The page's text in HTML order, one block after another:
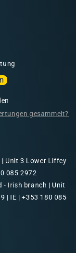
gesammelt?
Unit 3 Lower Liffey
085 2972
- Irish branch | Unit
| IE | +353 180 085